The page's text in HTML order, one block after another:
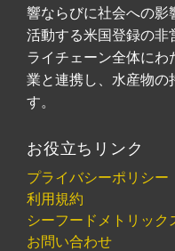
響ならびに社会への影
活動する米国登録の非
ライチェーン全体にわ
業と連携し、水産物の
す。
お役立ちリンク
プライバシーポリシー
利用規約
シーフードメトリック
お問い合わせ